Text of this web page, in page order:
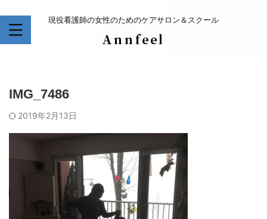
現役看護師の女性のためのケアサロン＆スクール
IMG_7486
2019年2月13日